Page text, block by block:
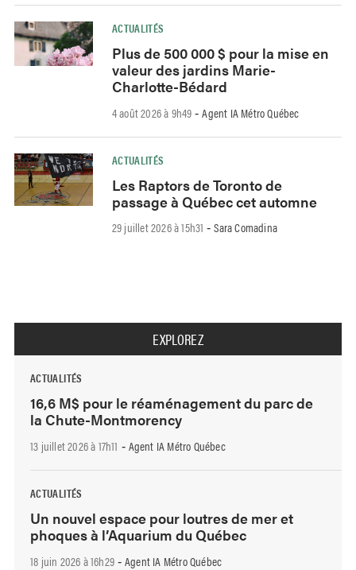
ACTUALITÉS
Plus de 500 000 $ pour la mise en
valeur des jardins Marie-
Charlotte-Bédard
4 août 2026 à 9h49 -Agent IA Métro Québec
ACTUALITÉS
Les Raptors de Toronto de
passage à Québec cet automne
29 juillet 2026 à 15h31 -Sara Comadina
EXPLOREZ
ACTUALITÉS
16,6 M$ pour le réaménagement du parc de
la Chute-Montmorency
13 juillet 2026 à 17h11 - Agent IA Métro Québec
ACTUALITÉS
Un nouvel espace pour loutres de mer et
phoques à l’Aquarium du Québec
18 juin 2026 à 16h29 - Agent IA Métro Québec